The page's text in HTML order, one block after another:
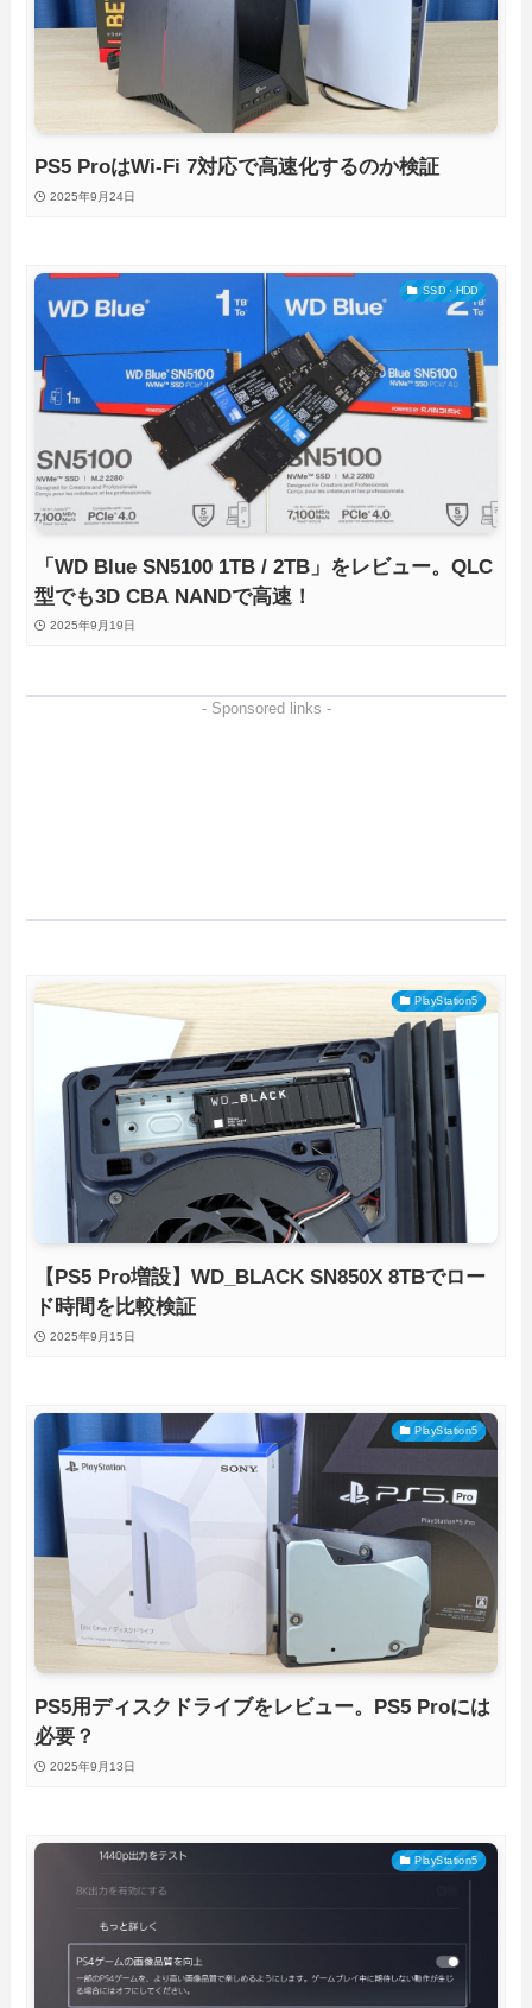
PS5 ProはWi-Fi 7対応で高速化するのか検証
2025年9月24日
SSD・HDD
「WD Blue SN5100 1TB / 2TB」をレビュー。QLC
型でも3D CBA NANDで高速！
2025年9月19日
- Sponsored links -
PlayStation5
【PS5 Pro増設】WD_BLACK SN850X 8TBでロー
ド時間を比較検証
2025年9月15日
PlayStation5
PS5用ディスクドライブをレビュー。PS5 Proには
必要？
2025年9月13日
PlayStation5